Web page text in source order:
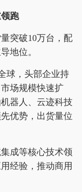
跑
突破10万台，配
地位。
球，头部企业持
场规模快速扩
器人、云迹科技
优势，出货量位
成等核心技术领
经验，推动商用